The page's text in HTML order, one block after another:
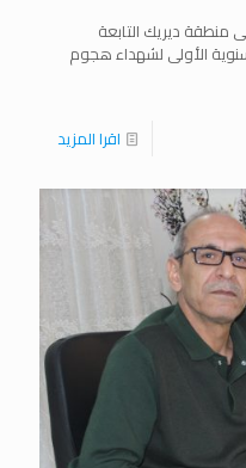
منطقة ديريك التابعة
الأولى لشهداء هجوم
اقرا المزيد